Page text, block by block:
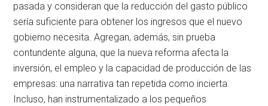
pasada y consideran que la reducción del gasto público
sería suficiente para obtener los ingresos que el nuevo
gobierno necesita. Agregan, además, sin prueba
contundente alguna, que la nueva reforma afecta la
inversión, el empleo y la capacidad de producción de las
empresas: una narrativa tan repetida como incierta.
Incluso, han instrumentalizado a los pequeños